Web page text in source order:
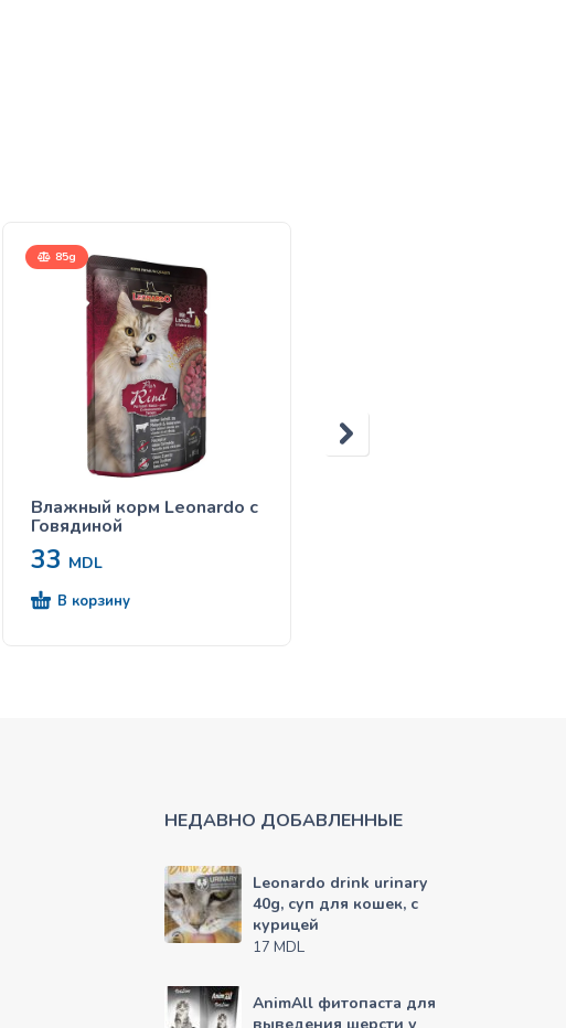
85g
Влажный корм Leonardo с
Говядиной
33 MDL
В корзину
НЕДАВНО ДОБАВЛЕННЫЕ
Leonardo drink urinary
40g, суп для кошек, с
курицей
17 MDL
AnimAll фитопаста для